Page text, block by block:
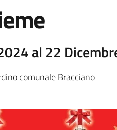
al 22
comunale Bracciano